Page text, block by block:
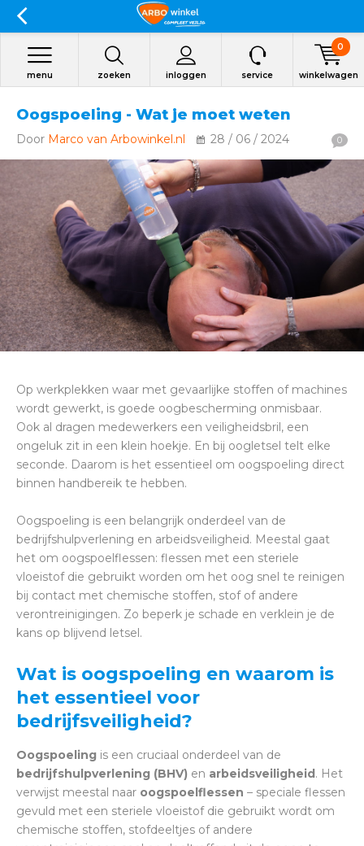
zoeken inloggen
menu service winkelwagen
0
Oogspoeling - Wat je moet weten
Door Marco van Arbowinkel.nl 28 / 06 / 2024 0
Op werkplekken waar met gevaarlijke stoffen of machines
wordt gewerkt, is goede oogbescherming onmisbaar.
Ook al dragen medewerkers een veiligheidsbril, een
ongeluk zit in een klein hoekje. En bij oogletsel telt elke
seconde. Daarom is het essentieel om oogspoeling direct
binnen handbereik te hebben.
Oogspoeling is een belangrijk onderdeel van de
bedrijfshulpverlening en arbeidsveiligheid. Meestal gaat
het om oogspoelflessen: flessen met een steriele
vloeistof die gebruikt worden om het oog snel te reinigen
bij contact met chemische stoffen, stof of andere
verontreinigingen. Zo beperk je schade en verklein je de
kans op blijvend letsel.
Wat is oogspoeling en waarom is
het essentieel voor
bedrijfsveiligheid?
Oogspoeling is een cruciaal onderdeel van de
bedrijfshulpverlening (BHV) en arbeidsveiligheid. Het
verwijst meestal naar oogspoelflessen – speciale flessen
gevuld met een steriele vloeistof die gebruikt wordt om
chemische stoffen, stofdeeltjes of andere